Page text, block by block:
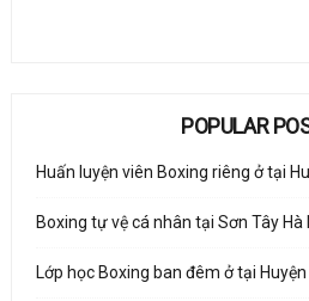
POPULAR
Huấn luyện viên Boxing riêng ở tại
Boxing tự vệ cá nhân tại Sơn Tây Hà
Lớp học Boxing ban đêm ở tại